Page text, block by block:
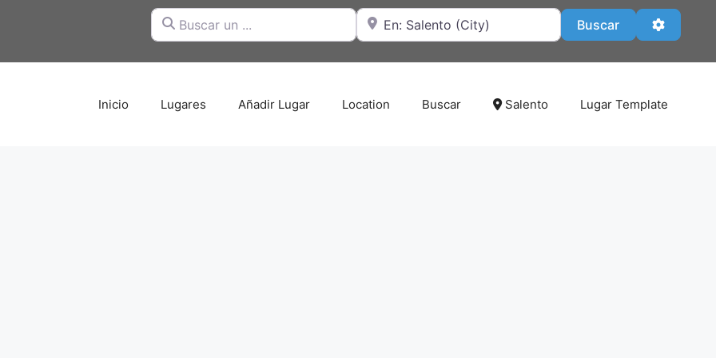
Buscar un ... Cerca de BuscarBuscar
Inicio Lugares Añadir Lugar Location Buscar Salento Lugar Template